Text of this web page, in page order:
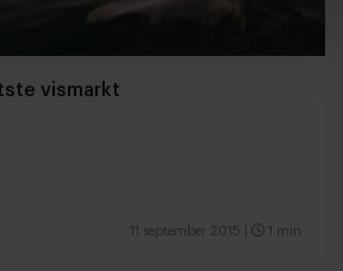
vismarkt
11 september 2015 1 min